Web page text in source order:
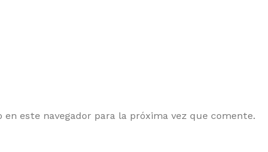
este navegador para la próxima vez que comente.